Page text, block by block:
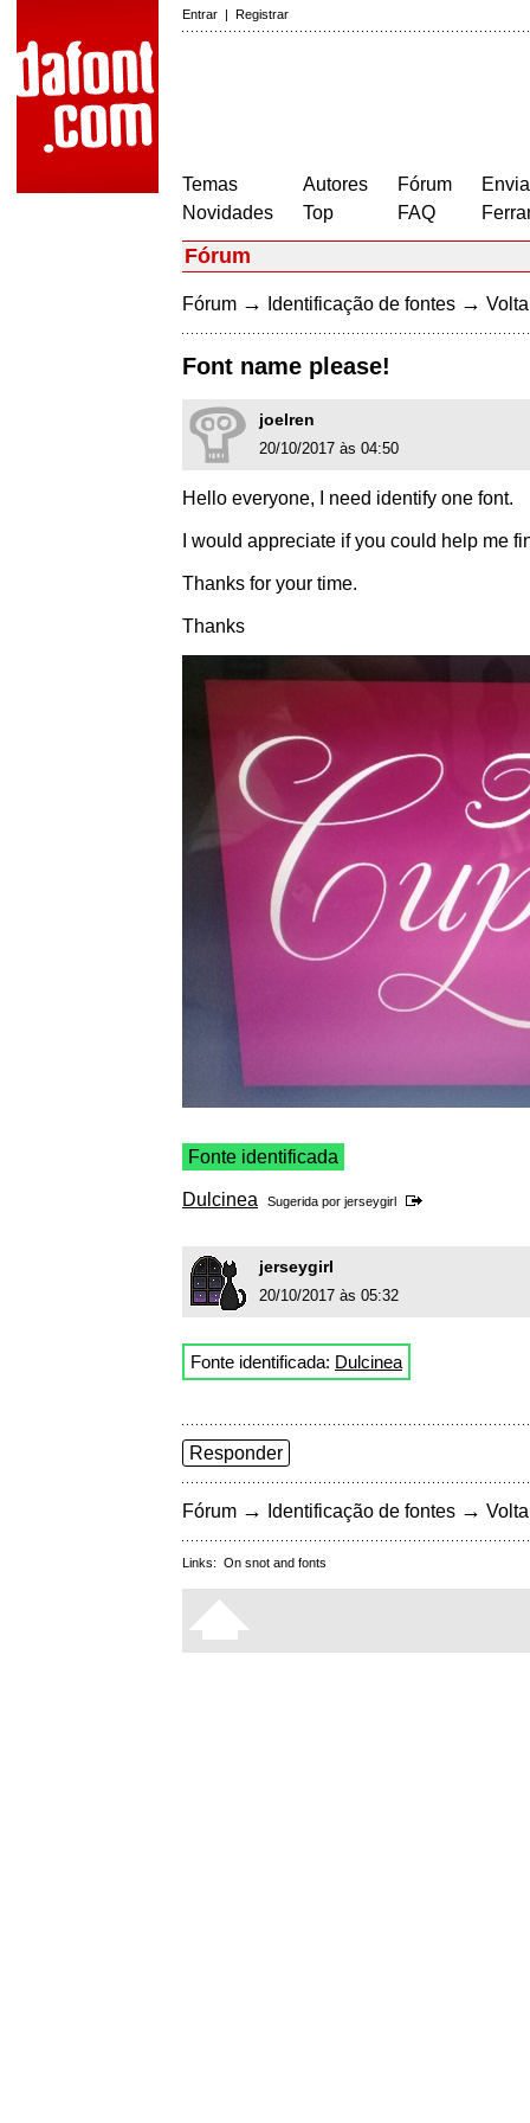
Entrar | Registrar
Temas
Novidades
Autores
Top
Fórum
FAQ
Fórum
Fórum → Identificação de fontes →
Font name please!
joelren
20/10/2017 às 04:50
Hello everyone, I need identify one font.
I would appreciate if you could help me
Thanks for your time.
Thanks
Fonte identificada
Dulcinea Sugerida por jerseygirl
jerseygirl
20/10/2017 às 05:32
Fonte identificada: Dulcinea
Responder
Fórum → Identificação de fontes →
Links: On snot and fonts